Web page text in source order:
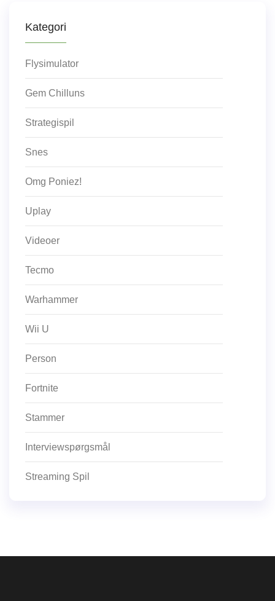
Kategori
Flysimulator
Gem Chilluns
Strategispil
Snes
Omg Poniez!
Uplay
Videoer
Tecmo
Warhammer
Wii U
Person
Fortnite
Stammer
Interviewspørgsmål
Streaming Spil